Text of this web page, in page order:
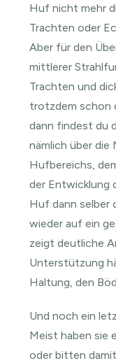
Huf nicht mehr
Trachten oder
Aber für den
mittlerer
Trachten und
trotzdem schon
dann findest du
nämlich über
Hufbereichs,
der Entwicklung
Huf dann selber
wieder auf ein
zeigt deutliche
Unterstützung
Haltung, den
Und noch ein
Meist haben sie
oder bitten